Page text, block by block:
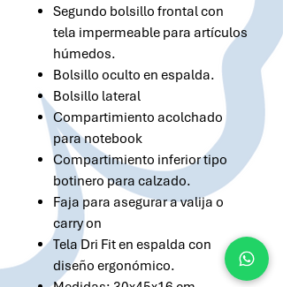
Segundo bolsillo frontal con
tela impermeable para artículos
húmedos.
Bolsillo oculto en espalda.
Bolsillo lateral
Compartimiento acolchado
para notebook
Compartimiento inferior tipo
botinero para calzado.
Faja para asegurar a valija o
carry on
Tela Dri Fit en espalda con
diseño ergonómico.